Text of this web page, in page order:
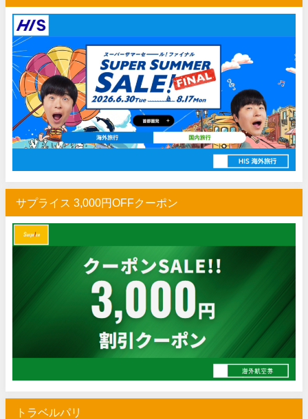
07/14 HIS) 海外航空券 2,000円OFFクーポン
07/13
07/10 JTB) 夏旅タイムセール
07/10 楽天トラベル) 海外ツアー 最大30,000円OFFクーポン
07/08 HIS) 海外航空券タイムセール
07/07 HIS) 海外航空券 最大20,000円OFFクーポン
Trip.com) 航空券+ホテル 最大5,000円OFFクーポン
07/07 Trip.com) ホテル 最大3,000円OFFクーポン
07/07 Trip.com) 空港送迎 50%OFFクーポン
Trip.com) サマーメガSALE
Trip.com) 台湾旅 最大50%OFFセール
楽天トラベル) 海外ツアー 最大30,000円OFFクーポン
Trip.com) 海外航空券(セントレア発) 最大7,000円OFFクーポ
HIS) 海外航空券 2,000円OFFクーポン
サプライス 3,000円OFFクーポン
トラベルパリ